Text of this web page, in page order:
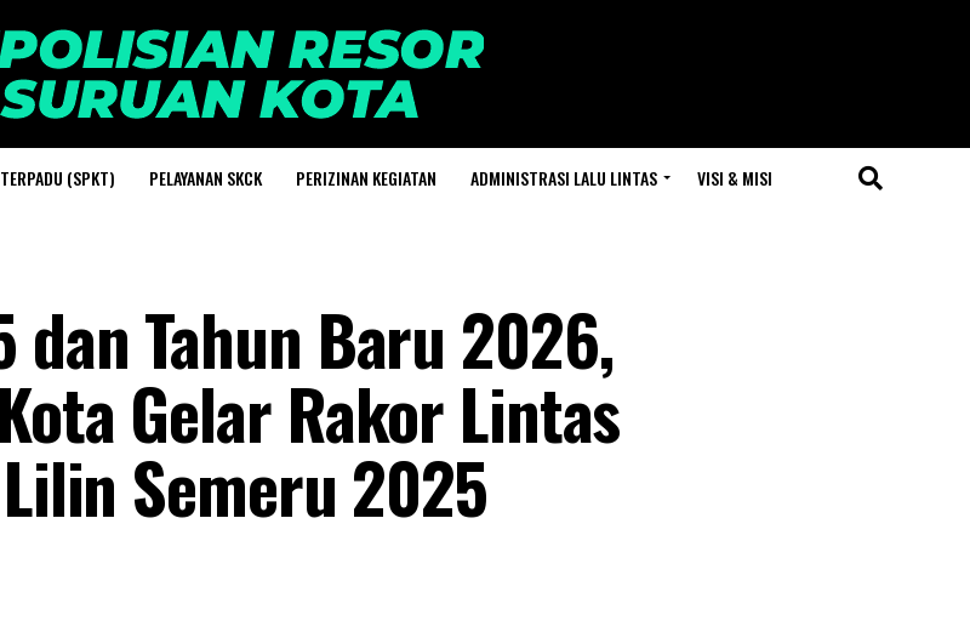
(SPKT) PELAYANAN SKCK PERIZINAN KEGIATAN ADMINISTRASI LALU LINTAS VISI & MISI
dan Tahun Baru 2026,
Gelar Rakor Lintas
Semeru 2025